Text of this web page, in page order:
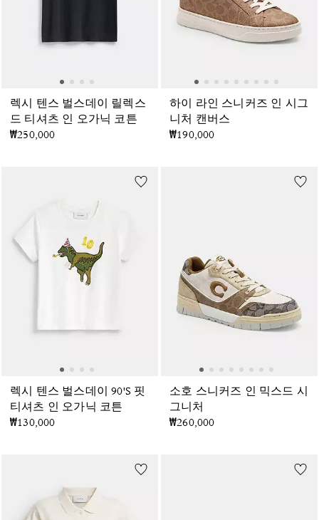
렉시 텐스 벌스데이 릴렉스
드 티셔츠 인 오가닉 코튼
₩250,000
하이 라인 스니커즈 인 시그
니처 캔버스
₩190,000
렉시 텐스 벌스데이 90'S 핏
티셔츠 인 오가닉 코튼
₩130,000
소호 스니커즈 인 믹스드 시
그니처
₩260,000